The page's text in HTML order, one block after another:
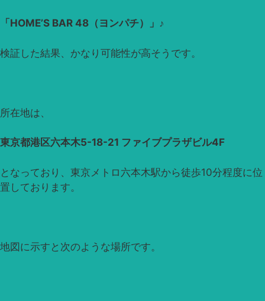
「HOME’S BAR 48（ヨンパチ）」♪
検証した結果、かなり可能性が高そうです。
所在地は、
東京都港区六本木5-18-21 ファイブプラザビル4F
となっており、東京メトロ六本木駅から徒歩10分程度に位
置しております。
地図に示すと次のような場所です。